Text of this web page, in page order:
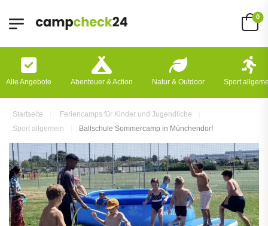
0
Alle Angebote Abenteuer & Action Natur & Outdoor Sport
Startseite
Feriencamps für Kinder und Jugendliche
Sport allgemein
Ballschule Sommercamp in Münchendorf